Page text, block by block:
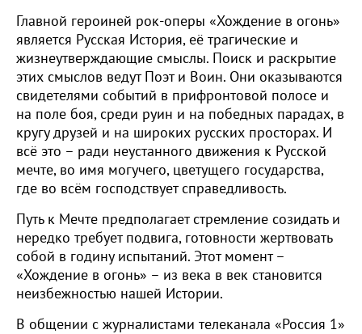
Главной героиней рок-оперы «Хождение в огонь»
является Русская История, её трагические и
жизнеутверждающие смыслы. Поиск и раскрытие
этих смыслов ведут Поэт и Воин. Они оказываются
свидетелями событий в прифронтовой полосе и
на поле боя, среди руин и на победных парадах, в
кругу друзей и на широких русских просторах. И
всё это – ради неустанного движения к Русской
мечте, во имя могучего, цветущего государства,
где во всём господствует справедливость.
Путь к Мечте предполагает стремление созидать и
нередко требует подвига, готовности жертвовать
собой в годину испытаний. Этот момент –
«Хождение в огонь» – из века в век становится
неизбежностью нашей Истории.
В общении с журналистами телеканала «Россия 1»